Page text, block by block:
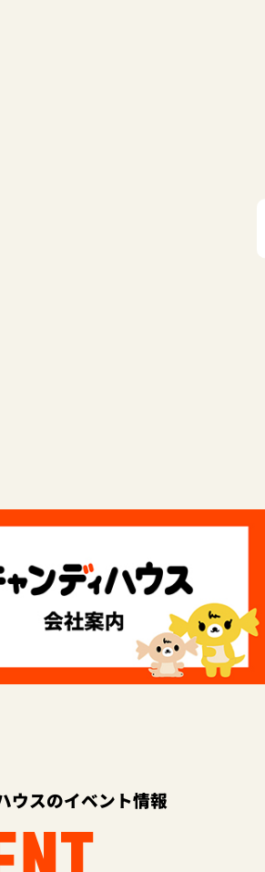
ウスのイベント情報